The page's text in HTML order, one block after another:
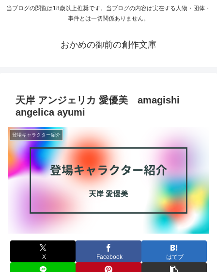
当ブログの閲覧は18歳以上推奨です。当ブログの内容は実在する人物・団体・
事件とは一切関係ありません。
おかめの御前の創作文庫
天岸 アンジェリカ 愛優美 amagishi
angelica ayumi
登場キャラクター紹介
X Facebook はてブ